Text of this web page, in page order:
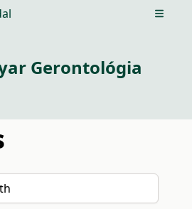
Open
Gerontológia